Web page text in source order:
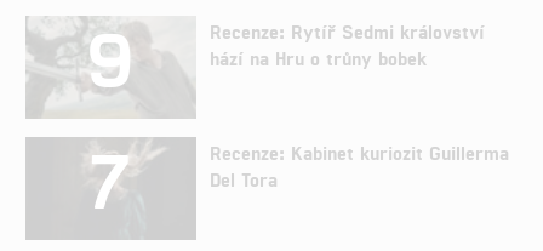
9
Recenze: Rytíř Sedmi království
hází na Hru o trůny bobek
7
Recenze: Kabinet kuriozit Guillerma
Del Tora